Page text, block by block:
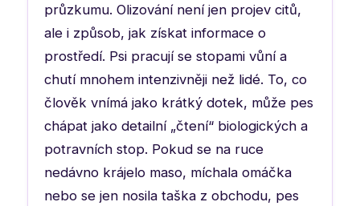
průzkumu. Olizování není jen projev citů,
ale i způsob, jak získat informace o
prostředí. Psi pracují se stopami vůní a
chutí mnohem intenzivněji než lidé. To, co
člověk vnímá jako krátký dotek, může pes
chápat jako detailní „čtení“ biologických a
potravních stop. Pokud se na ruce
nedávno krájelo maso, míchala omáčka
nebo se jen nosila taška z obchodu, pes